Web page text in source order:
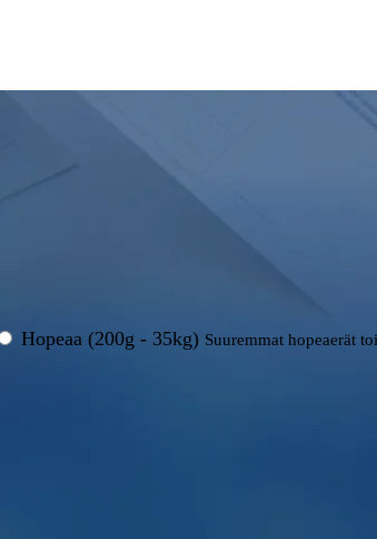
Hopeaa (200g - 35kg) Suuremmat hopeaerät